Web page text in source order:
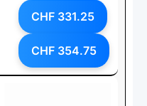
CHF 331.25
CHF 354.75